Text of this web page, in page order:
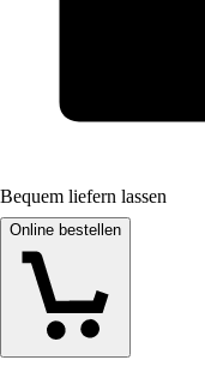
Bequem liefern lassen
Online bestellen